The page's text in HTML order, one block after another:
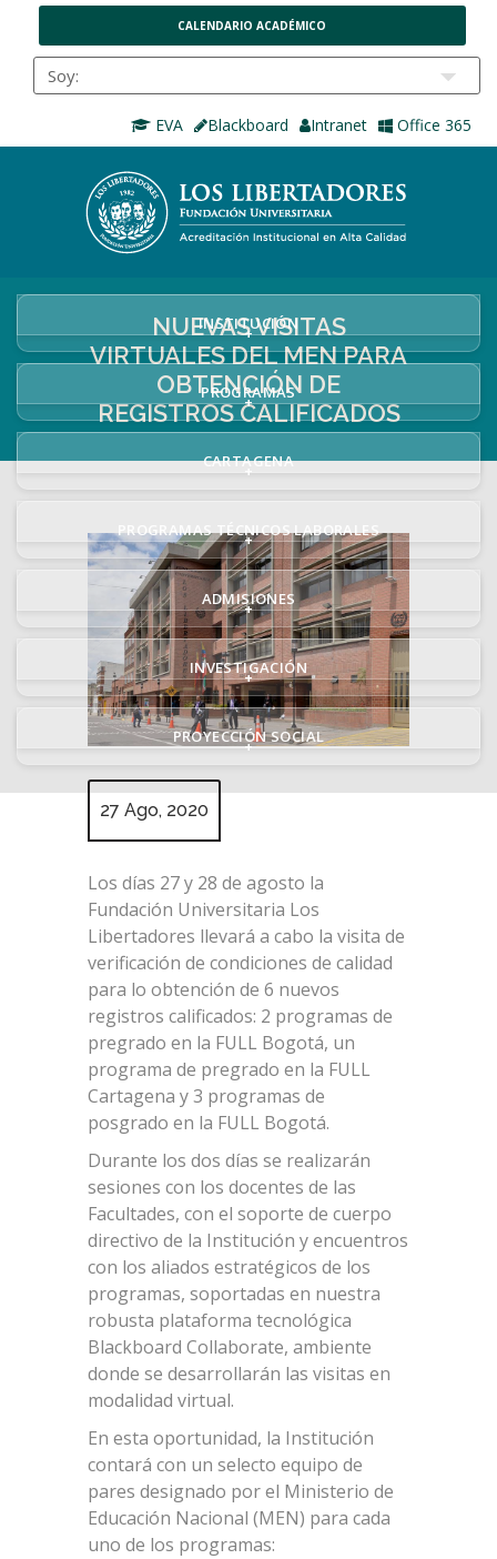
CALENDARIO ACADÉMICO
EVA Blackboard Intranet Office 365
INSTITUCIÓN
+
PROGRAMAS
+
CARTAGENA
+
PROGRAMAS TÉCNICOS LABORALES
+
ADMISIONES
+
INVESTIGACIÓN
+
PROYECCIÓN SOCIAL
+
NUEVAS VISITAS
VIRTUALES DEL MEN PARA
OBTENCIÓN DE
REGISTROS CALIFICADOS
27 Ago, 2020
Los días 27 y 28 de agosto la
Fundación Universitaria Los
Libertadores llevará a cabo la visita de
verificación de condiciones de calidad
para lo obtención de 6 nuevos
registros calificados: 2 programas de
pregrado en la FULL Bogotá, un
programa de pregrado en la FULL
Cartagena y 3 programas de
posgrado en la FULL Bogotá.
Durante los dos días se realizarán
sesiones con los docentes de las
Facultades, con el soporte de cuerpo
directivo de la Institución y encuentros
con los aliados estratégicos de los
programas, soportadas en nuestra
robusta plataforma tecnológica
Blackboard Collaborate, ambiente
donde se desarrollarán las visitas en
modalidad virtual.
En esta oportunidad, la Institución
contará con un selecto equipo de
pares designado por el Ministerio de
Educación Nacional (MEN) para cada
uno de los programas: